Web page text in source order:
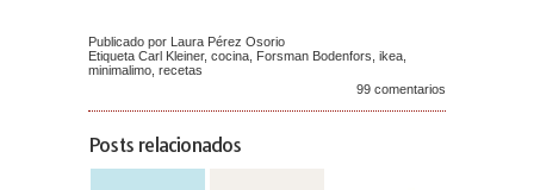
Publicado por Laura Pérez Osorio
Etiqueta Carl Kleiner, cocina Forsman Bodenfors ikea
minimalimo recetas
99 comentarios
Posts relacionados